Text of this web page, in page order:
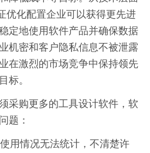
优化配置企业可以获得更先进
定地使用软件产品并确保数据
机密和客户隐私信息不被泄露
在激烈的市场竞争中保持领先
标。
采购更多的工具设计软件，软
题：
用情况无法统计，不清楚许